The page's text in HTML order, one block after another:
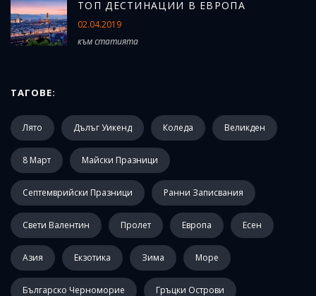
ТОП ДЕСТИНАЦИИ В ЕВРОПА
02.04.2019
към статията
ТАГОВЕ:
Лято Дълъг Уикенд Коледа Великден
8 Март Майски Празници
Септемврийски Празници Ранни Записвания
Свети Валентин Пролет Европа Есен
Азия Екзотика Зима Море
Българско Черноморие Гръцки Острови